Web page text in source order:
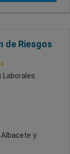
de Riesgos
Laborales
y